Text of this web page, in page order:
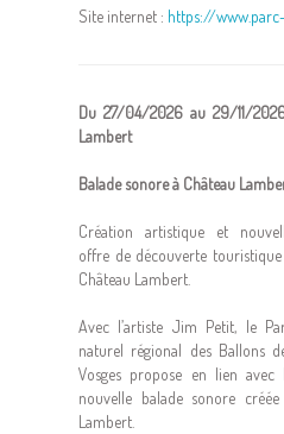
Site internet : https://www.parc-
Du 27/04/2026 au 29/11/
Lambert
Balade sonore à Château
Création artistique et
offre de découverte touristique
Château Lambert.
Avec l’artiste Jim Petit, le
naturel régional des Ballons
Vosges propose en lien
nouvelle balade sonore
Lambert.